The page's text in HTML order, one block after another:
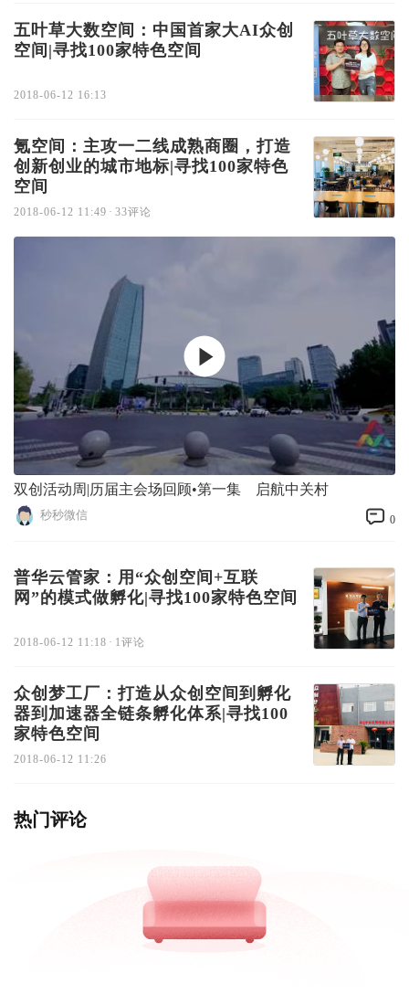
五叶草大数空间：中国首家大AI众创
空间|寻找100家特色空间
2018-06-12 16:13
氪空间：主攻一二线成熟商圈，打造
创新创业的城市地标|寻找100家特色
空间
2018-06-12 11:49 · 33评论
双创活动周|历届主会场回顾•第一集 启航中关村
秒秒微信 0
普华云管家：用“众创空间+互联
网”的模式做孵化|寻找100家特色空间
2018-06-12 11:18 · 1评论
众创梦工厂：打造从众创空间到孵化
器到加速器全链条孵化体系|寻找100
家特色空间
2018-06-12 11:26
热门评论